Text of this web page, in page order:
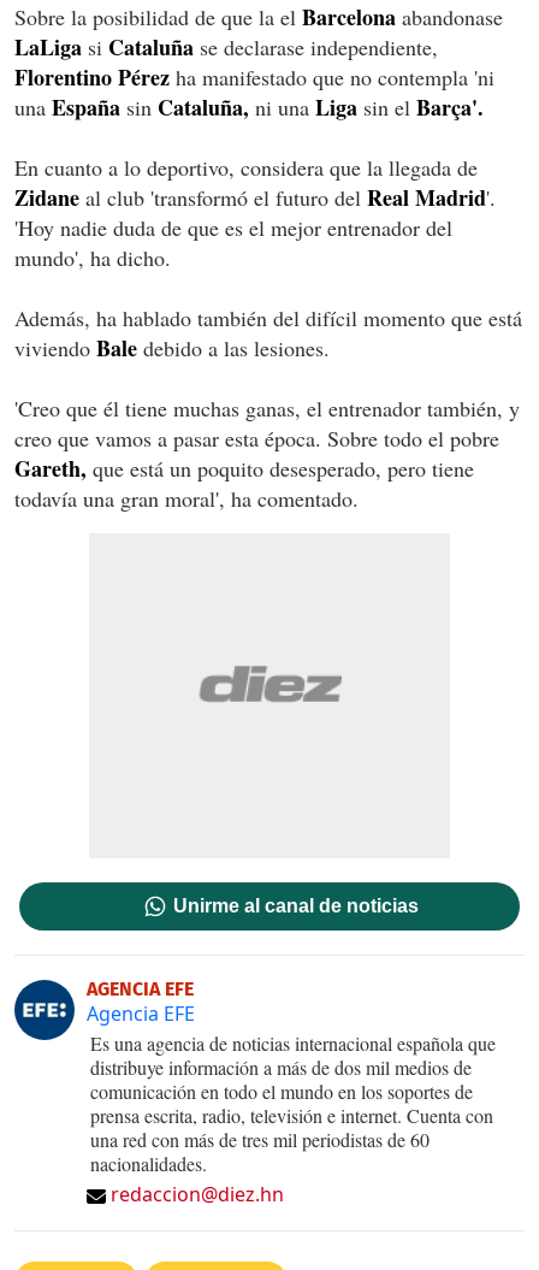
Sobre la posibilidad de que la el Barcelona abandonase
LaLiga si Cataluña se declarase independiente,
Florentino Pérez ha manifestado que no contempla 'ni
una España sin Cataluña, ni una Liga sin el Barça'.
En cuanto a lo deportivo, considera que la llegada de
Zidane al club 'transformó el futuro del Real Madrid'.
'Hoy nadie duda de que es el mejor entrenador del
mundo', ha dicho.
Además, ha hablado también del difícil momento que está
viviendo Bale debido a las lesiones.
'Creo que él tiene muchas ganas, el entrenador también, y
creo que vamos a pasar esta época. Sobre todo el pobre
Gareth, que está un poquito desesperado, pero tiene
todavía una gran moral', ha comentado.
Unirme al canal de noticias
AGENCIA EFE
Agencia EFE
Es una agencia de noticias internacional española que
distribuye información a más de dos mil medios de
comunicación en todo el mundo en los soportes de
prensa escrita, radio, televisión e internet. Cuenta con
una red con más de tres mil periodistas de 60
nacionalidades.
redaccion@diez.hn